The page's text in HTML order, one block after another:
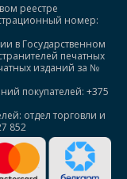
реестре
номер:
в Государственном
печатных
изданий за №
покупателей: +375
отдел торговли и
852